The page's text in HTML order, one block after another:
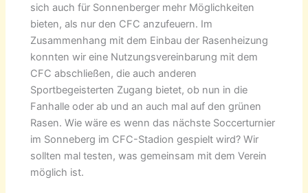
sich auch für Sonnenberger mehr Möglichkeiten
bieten, als nur den CFC anzufeuern. Im
Zusammenhang mit dem Einbau der Rasenheizung
konnten wir eine Nutzungsvereinbarung mit dem
CFC abschließen, die auch anderen
Sportbegeisterten Zugang bietet, ob nun in die
Fanhalle oder ab und an auch mal auf den grünen
Rasen. Wie wäre es wenn das nächste Soccerturnier
im Sonneberg im CFC-Stadion gespielt wird? Wir
sollten mal testen, was gemeinsam mit dem Verein
möglich ist.